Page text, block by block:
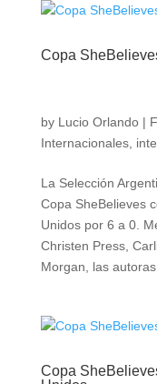
Copa
by Lucio Orlando|
Internacionales,
La Selección
Copa SheBelieves
Unidos por 6 a 0.
Christen Press,
Morgan, las
Copa